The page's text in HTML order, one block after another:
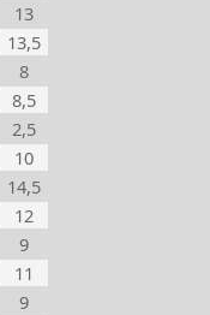
13
13,5
8
8,5
2,5
10
14,5
12
9
11
9